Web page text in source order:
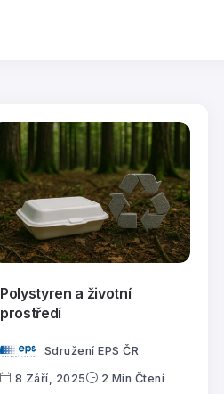
Polystyren a životní
prostředí
Sdružení EPS ČR
8 Září, 2025 2 Min Čtení